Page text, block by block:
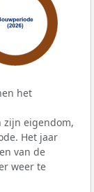
het
zijn eigendom,
Het jaar
van de
weer te